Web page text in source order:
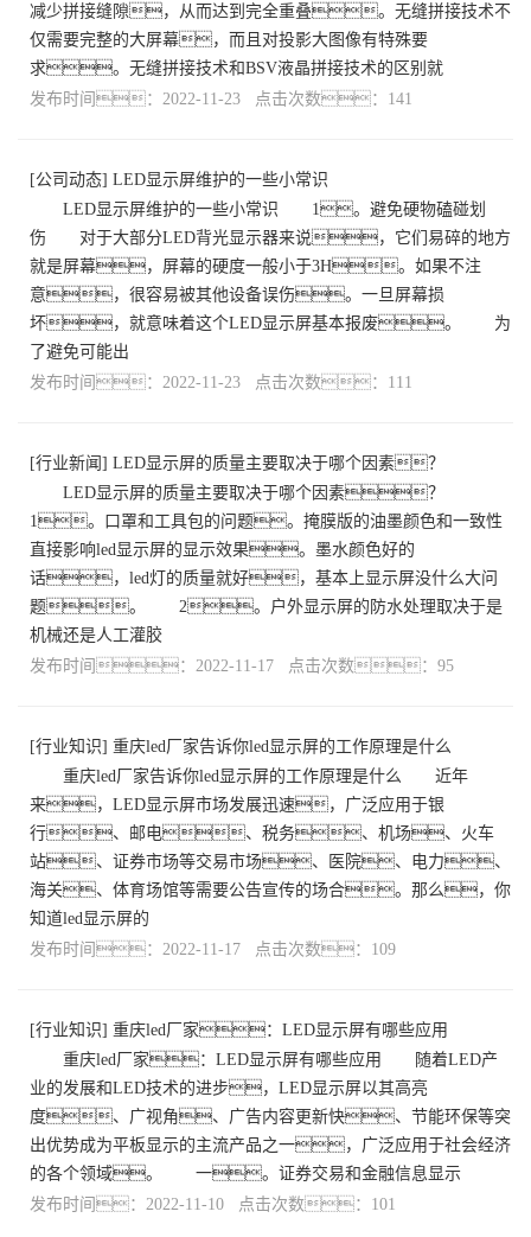
减少拼接缝隙，从而达到完全重叠。无缝拼接技术不
仅需要完整的大屏幕，而且对投影大图像有特殊要
求。无缝拼接技术和BSV液晶拼接技术的区别就
发布时间：2022-11-23 点击次数：141
[公司动态] LED显示屏维护的一些小常识
LED显示屏维护的一些小常识 1。避免硬物磕碰划
伤 对于大部分LED背光显示器来说，它们易碎的地方
就是屏幕，屏幕的硬度一般小于3H。如果不注
意，很容易被其他设备误伤。一旦屏幕损
坏，就意味着这个LED显示屏基本报废。 为
了避免可能出
发布时间：2022-11-23 点击次数：111
[行业新闻 ] LED显示屏的质量主要取决于哪个因素？
LED显示屏的质量主要取决于哪个因素？
1。口罩和工具包的问题。掩膜版的油墨颜色和一致性
直接影响led显示屏的显示效果。墨水颜色好的
话，led灯的质量就好，基本上显示屏没什么大问
题。 2。户外显示屏的防水处理取决于是
机械还是人工灌胶
发布时间：2022-11-17 点击次数：95
[行业知识] 重庆led厂家告诉你led显示屏的工作原理是什么
重庆led厂家告诉你led显示屏的工作原理是什么 近年
来，LED显示屏市场发展迅速，广泛应用于银
行、邮电、税务、机场、火车
站、证券市场等交易市场、医院、电力、
海关、体育场馆等需要公告宣传的场合。那么，你
知道led显示屏的
发布时间：2022-11-17 点击次数：109
[行业知识] 重庆led厂家：LED显示屏有哪些应用
重庆led厂家：LED显示屏有哪些应用 随着LED产
业的发展和LED技术的进步，LED显示屏以其高亮
度、广视角、广告内容更新快、节能环保等突
出优势成为平板显示的主流产品之一，广泛应用于社会经济
的各个领域。 一。证券交易和金融信息显示
发布时间：2022-11-10 点击次数：101